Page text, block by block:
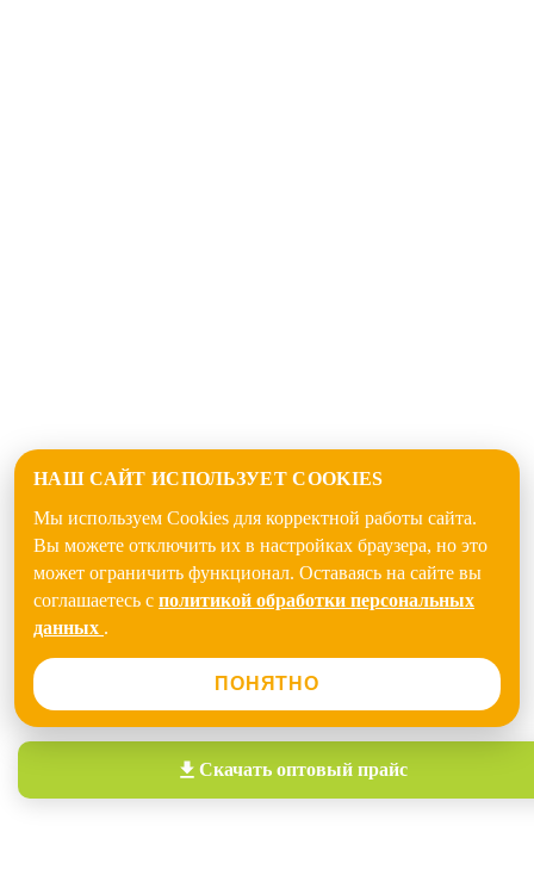
НАШ САЙТ ИСПОЛЬЗУЕТ COOKIES
Мы используем Cookies для корректной работы сайта.
Вы можете отключить их в настройках браузера, но это
может ограничить функционал. Оставаясь на сайте вы
соглашаетесь с политикой обработки персональных
данных .
ПОНЯТНО
Скачать оптовый прайс